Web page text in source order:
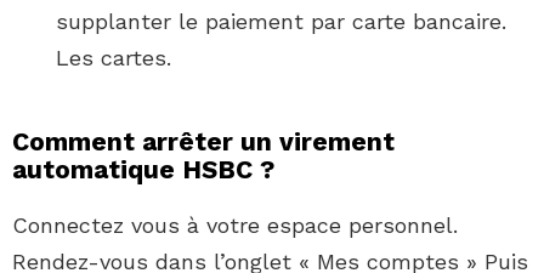
supplanter le paiement par carte bancaire.
Les cartes.
Comment arrêter un virement
automatique HSBC ?
Connectez vous à votre espace personnel.
Rendez-vous dans l’onglet « Mes comptes » Puis